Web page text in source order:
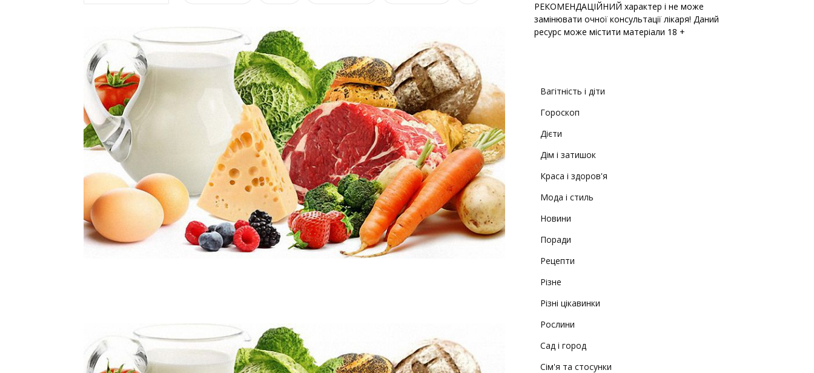
РЕКОМЕНДАЦІЙНИЙ характер і не може
замінювати очної консультації лікаря! Даний
ресурс може містити матеріали 18 +
Вагітність і діти
Гороскоп
Дієти
Дім і затишок
Краса і здоров'я
Мода і стиль
Новини
Поради
Рецепти
Різне
Різні цікавинки
Рослини
Сад і город
Сім'я та стосунки